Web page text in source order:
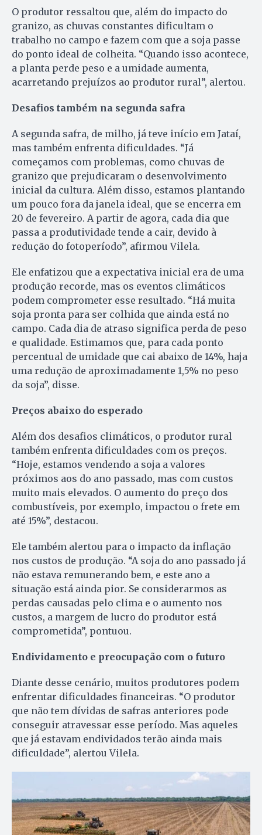
O produtor ressaltou que, além do impacto do
granizo, as chuvas constantes dificultam o
trabalho no campo e fazem com que a soja passe
do ponto ideal de colheita. “Quando isso acontece,
a planta perde peso e a umidade aumenta,
acarretando prejuízos ao produtor rural”, alertou.
Desafios também na segunda safra
A segunda safra, de milho, já teve início em Jataí,
mas também enfrenta dificuldades. “Já
começamos com problemas, como chuvas de
granizo que prejudicaram o desenvolvimento
inicial da cultura. Além disso, estamos plantando
um pouco fora da janela ideal, que se encerra em
20 de fevereiro. A partir de agora, cada dia que
passa a produtividade tende a cair, devido à
redução do fotoperíodo”, afirmou Vilela.
Ele enfatizou que a expectativa inicial era de uma
produção recorde, mas os eventos climáticos
podem comprometer esse resultado. “Há muita
soja pronta para ser colhida que ainda está no
campo. Cada dia de atraso significa perda de peso
e qualidade. Estimamos que, para cada ponto
percentual de umidade que cai abaixo de 14%, haja
uma redução de aproximadamente 1,5% no peso
da soja”, disse.
Preços abaixo do esperado
Além dos desafios climáticos, o produtor rural
também enfrenta dificuldades com os preços.
“Hoje, estamos vendendo a soja a valores
próximos aos do ano passado, mas com custos
muito mais elevados. O aumento do preço dos
combustíveis, por exemplo, impactou o frete em
até 15%”, destacou.
Ele também alertou para o impacto da inflação
nos custos de produção. “A soja do ano passado já
não estava remunerando bem, e este ano a
situação está ainda pior. Se considerarmos as
perdas causadas pelo clima e o aumento nos
custos, a margem de lucro do produtor está
comprometida”, pontuou.
Endividamento e preocupação com o futuro
Diante desse cenário, muitos produtores podem
enfrentar dificuldades financeiras. “O produtor
que não tem dívidas de safras anteriores pode
conseguir atravessar esse período. Mas aqueles
que já estavam endividados terão ainda mais
dificuldade”, alertou Vilela.